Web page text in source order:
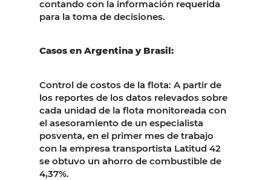
contando con la información requerida
para la toma de decisiones.
Casos en Argentina y Brasil:
Control de costos de la flota: A partir de
los reportes de los datos relevados sobre
cada unidad de la flota monitoreada con
el asesoramiento de un especialista
posventa, en el primer mes de trabajo
con la empresa transportista Latitud 42
se obtuvo un ahorro de combustible de
4,37%.